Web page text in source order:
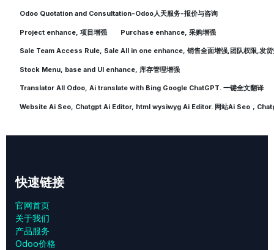
Odoo Quotation and Consultation-Odoo人天服务-报价与咨询
Project enhance, 项目增强 Purchase enhance, 采购增强
Sale Team Access Rule, Sale All in one enhance, 销售全面增强,团队权限,发货
Stock Menu, base and UI enhance, 库存管理增强
Translator All Odoo, Ai translate with Bing Google ChatGPT. 一键全文翻译
Website Ai Seo, Chatgpt Ai Editor, html wysiwyg Ai Editor. 网站Ai Seo，
快速链接
官网首页
关于我们
产品服务
Odoo价格